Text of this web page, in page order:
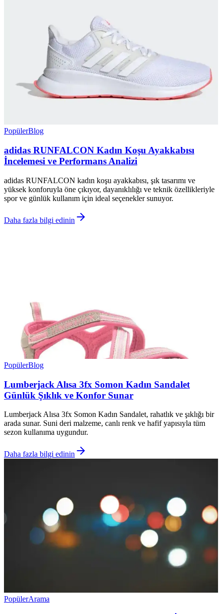
PopülerBlog
adidas RUNFALCON Kadın Koşu Ayakkabısı
İncelemesi ve Performans Analizi
adidas RUNFALCON kadın koşu ayakkabısı, şık tasarımı ve
yüksek konforuyla öne çıkıyor, dayanıklılığı ve teknik özellikleriyle
spor ve günlük kullanım için ideal seçenekler sunuyor.
Daha fazla bilgi edinin
PopülerBlog
Lumberjack Alısa 3fx Somon Kadın Sandalet
Günlük Şıklık ve Konfor Sunar
Lumberjack Alısa 3fx Somon Kadın Sandalet, rahatlık ve şıklığı bir
arada sunar. Suni deri malzeme, canlı renk ve hafif yapısıyla tüm
sezon kullanıma uygundur.
Daha fazla bilgi edinin
PopülerArama